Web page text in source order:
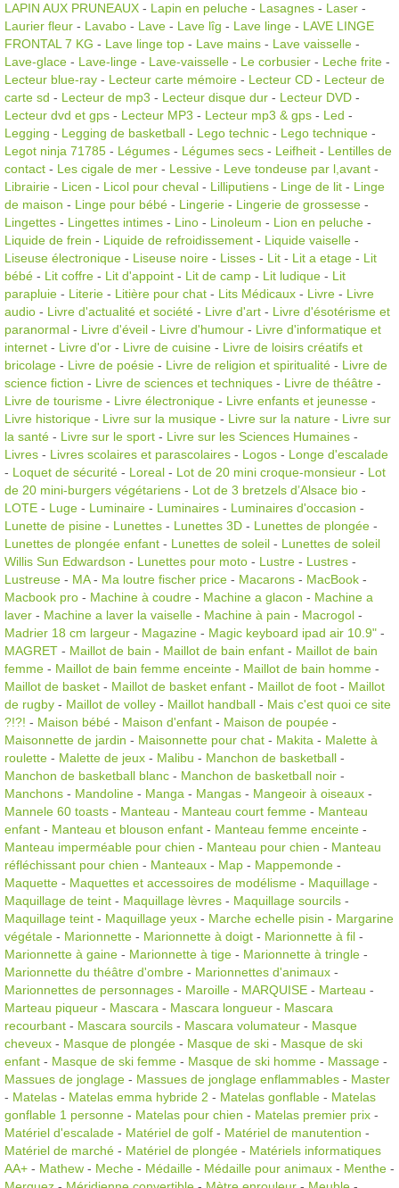
LAPIN AUX PRUNEAUX - Lapin en peluche - Lasagnes - Laser -
Laurier fleur - Lavabo - Lave - Lave lîg - Lave linge - LAVE LINGE
FRONTAL 7 KG - Lave linge top - Lave mains - Lave vaisselle -
Lave-glace - Lave-linge - Lave-vaisselle - Le corbusier - Leche frite -
Lecteur blue-ray - Lecteur carte mémoire - Lecteur CD - Lecteur de
carte sd - Lecteur de mp3 - Lecteur disque dur - Lecteur DVD -
Lecteur dvd et gps - Lecteur MP3 - Lecteur mp3 & gps - Led -
Legging - Legging de basketball - Lego technic - Lego technique -
Legot ninja 71785 - Légumes - Légumes secs - Leifheit - Lentilles de
contact - Les cigale de mer - Lessive - Leve tondeuse par l,avant -
Librairie - Licen - Licol pour cheval - Lilliputiens - Linge de lit - Linge
de maison - Linge pour bébé - Lingerie - Lingerie de grossesse -
Lingettes - Lingettes intimes - Lino - Linoleum - Lion en peluche -
Liquide de frein - Liquide de refroidissement - Liquide vaiselle -
Liseuse électronique - Liseuse noire - Lisses - Lit - Lit a etage - Lit
bébé - Lit coffre - Lit d'appoint - Lit de camp - Lit ludique - Lit
parapluie - Literie - Litière pour chat - Lits Médicaux - Livre - Livre
audio - Livre d'actualité et société - Livre d'art - Livre d'ésotérisme et
paranormal - Livre d'éveil - Livre d'humour - Livre d'informatique et
internet - Livre d'or - Livre de cuisine - Livre de loisirs créatifs et
bricolage - Livre de poésie - Livre de religion et spiritualité - Livre de
science fiction - Livre de sciences et techniques - Livre de théâtre -
Livre de tourisme - Livre électronique - Livre enfants et jeunesse -
Livre historique - Livre sur la musique - Livre sur la nature - Livre sur
la santé - Livre sur le sport - Livre sur les Sciences Humaines -
Livres - Livres scolaires et parascolaires - Logos - Longe d'escalade
- Loquet de sécurité - Loreal - Lot de 20 mini croque-monsieur - Lot
de 20 mini-burgers végétariens - Lot de 3 bretzels d’Alsace bio -
LOTE - Luge - Luminaire - Luminaires - Luminaires d'occasion -
Lunette de pisine - Lunettes - Lunettes 3D - Lunettes de plongée -
Lunettes de plongée enfant - Lunettes de soleil - Lunettes de soleil
Willis Sun Edwardson - Lunettes pour moto - Lustre - Lustres -
Lustreuse - MA- Ma loutre fischer price - Macarons - MacBook -
Macbook pro - Machine à coudre - Machine a glacon - Machine a
laver - Machine a laver la vaiselle - Machine à pain - Macrogol -
Madrier 18 cm largeur - Magazine - Magic keyboard ipad air 10.9" -
MAGRET - Maillot de bain - Maillot de bain enfant - Maillot de bain
femme - Maillot de bain femme enceinte - Maillot de bain homme -
Maillot de basket - Maillot de basket enfant - Maillot de foot - Maillot
de rugby - Maillot de volley - Maillot handball - Mais c'est quoi ce site
?!?! - Maison bébé - Maison d'enfant - Maison de poupée -
Maisonnette de jardin - Maisonnette pour chat - Makita - Malette à
roulette - Malette de jeux - Malibu - Manchon de basketball -
Manchon de basketball blanc - Manchon de basketball noir -
Manchons - Mandoline - Manga - Mangas - Mangeoir à oiseaux -
Mannele 60 toasts - Manteau - Manteau court femme - Manteau
enfant - Manteau et blouson enfant - Manteau femme enceinte -
Manteau imperméable pour chien - Manteau pour chien - Manteau
réfléchissant pour chien - Manteaux - Map - Mappemonde -
Maquette - Maquettes et accessoires de modélisme - Maquillage -
Maquillage de teint - Maquillage lèvres - Maquillage sourcils -
Maquillage teint - Maquillage yeux - Marche echelle pisin - Margarine
végétale - Marionnette - Marionnette à doigt - Marionnette à fil -
Marionnette à gaine - Marionnette à tige - Marionnette à tringle -
Marionnette du théâtre d'ombre - Marionnettes d'animaux -
Marionnettes de personnages - Maroille - MARQUISE - Marteau -
Marteau piqueur - Mascara - Mascara longueur - Mascara
recourbant - Mascara sourcils - Mascara volumateur - Masque
cheveux - Masque de plongée - Masque de ski - Masque de ski
enfant - Masque de ski femme - Masque de ski homme - Massage -
Massues de jonglage - Massues de jonglage enflammables - Master
- Matelas - Matelas emma hybride 2 - Matelas gonflable - Matelas
gonflable 1 personne - Matelas pour chien - Matelas premier prix -
Matériel d'escalade - Matériel de golf - Matériel de manutention -
Matériel de marché - Matériel de plongée - Matériels informatiques
AA+ - Mathew - Meche - Médaille - Médaille pour animaux - Menthe -